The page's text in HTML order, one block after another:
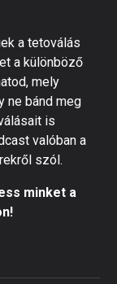
a tetoválás
a különböző
mely
ne bánd meg
is
valóban a
szól.
minket a